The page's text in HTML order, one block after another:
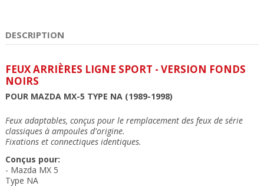
DESCRIPTION
FEUX ARRIÈRES LIGNE SPORT - VERSION FONDS
NOIRS
POUR MAZDA MX-5 TYPE NA (1989-1998)
Feux adaptables, conçus pour le remplacement des feux de série
classiques à ampoules d'origine.
Fixations et connectiques identiques.
Conçus pour:
- Mazda MX 5
Type NA